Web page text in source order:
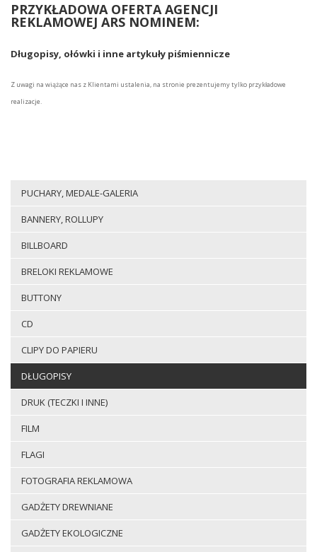
PRZYKŁADOWA OFERTA AGENCJI
REKLAMOWEJ ARS NOMINEM:
Długopisy, ołówki i inne artykuły piśmiennicze
Z uwagi na wiążące nas z Klientami ustalenia, na stronie prezentujemy tylko przykładowe
realizacje.
PUCHARY, MEDALE-GALERIA
BANNERY, ROLLUPY
BILLBOARD
BRELOKI REKLAMOWE
BUTTONY
CD
CLIPY DO PAPIERU
DŁUGOPISY
DRUK (TECZKI I INNE)
FILM
FLAGI
FOTOGRAFIA REKLAMOWA
GADŻETY DREWNIANE
GADŻETY EKOLOGICZNE